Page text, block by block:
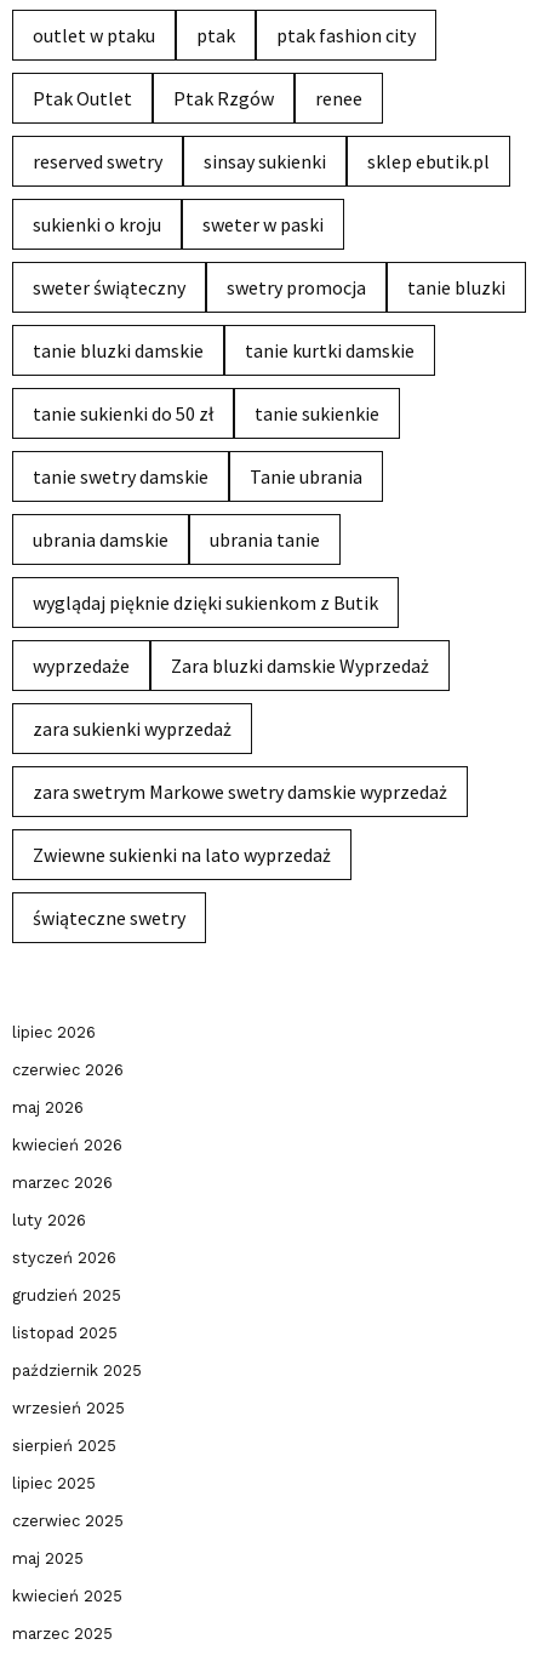
outlet w ptaku ptak ptak fashion city
Ptak Outlet Ptak Rzgów renee
reserved swetry sinsay sukienki sklep ebutik.pl
sukienki o kroju sweter w paski
sweter świąteczny swetry promocja tanie bluzki
tanie bluzki damskie tanie kurtki damskie
tanie sukienki do 50 zł tanie sukienkie
tanie swetry damskie Tanie ubrania
ubrania damskie ubrania tanie
wyglądaj pięknie dzięki sukienkom z Butik
wyprzedaże Zara bluzki damskie Wyprzedaż
zara sukienki wyprzedaż
zara swetrym Markowe swetry damskie wyprzedaż
Zwiewne sukienki na lato wyprzedaż
świąteczne swetry
lipiec 2026
czerwiec 2026
maj 2026
kwiecień 2026
marzec 2026
luty 2026
styczeń 2026
grudzień 2025
listopad 2025
październik 2025
wrzesień 2025
sierpień 2025
lipiec 2025
czerwiec 2025
maj 2025
kwiecień 2025
marzec 2025